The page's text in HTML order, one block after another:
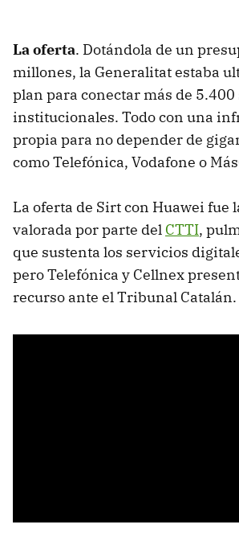
La oferta. Dotándola de un
millones, la Generalitat estaba
plan para conectar más de 5.400
institucionales. Todo con una
propia para no depender de
como Telefónica, Vodafone o
La oferta de Sirt con Huawei fue
valorada por parte del CTTI,
que sustenta los servicios
pero Telefónica y Cellnex
recurso ante el Tribunal Catalán.